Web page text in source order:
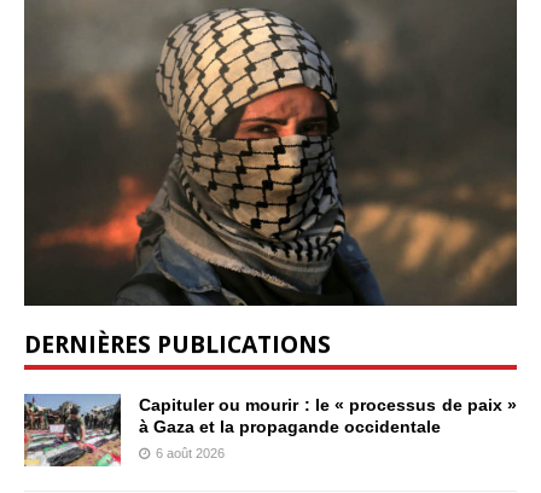
DERNIÈRES PUBLICATIONS
Capituler ou mourir : le « processus de paix »
à Gaza et la propagande occidentale
6 août 2026